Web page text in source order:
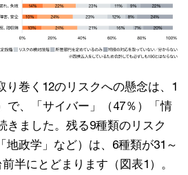
り巻く12のリスクへの懸念は、1
で、「サイバー」（47％）「情
きました。残る9種類のリスク
地政学」など）は、6種類が31～
半にとどまります（図表1）。